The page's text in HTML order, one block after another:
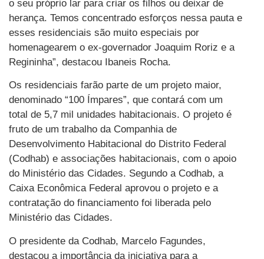
o seu próprio lar para criar os filhos ou deixar de
herança. Temos concentrado esforços nessa pauta e
esses residenciais são muito especiais por
homenagearem o ex-governador Joaquim Roriz e a
Regininha”, destacou Ibaneis Rocha.
Os residenciais farão parte de um projeto maior,
denominado “100 Ímpares”, que contará com um
total de 5,7 mil unidades habitacionais. O projeto é
fruto de um trabalho da Companhia de
Desenvolvimento Habitacional do Distrito Federal
(Codhab) e associações habitacionais, com o apoio
do Ministério das Cidades. Segundo a Codhab, a
Caixa Econômica Federal aprovou o projeto e a
contratação do financiamento foi liberada pelo
Ministério das Cidades.
O presidente da Codhab, Marcelo Fagundes,
destacou a importância da iniciativa para a